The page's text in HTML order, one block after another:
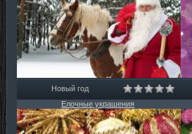
Новый год
Елочные украшения